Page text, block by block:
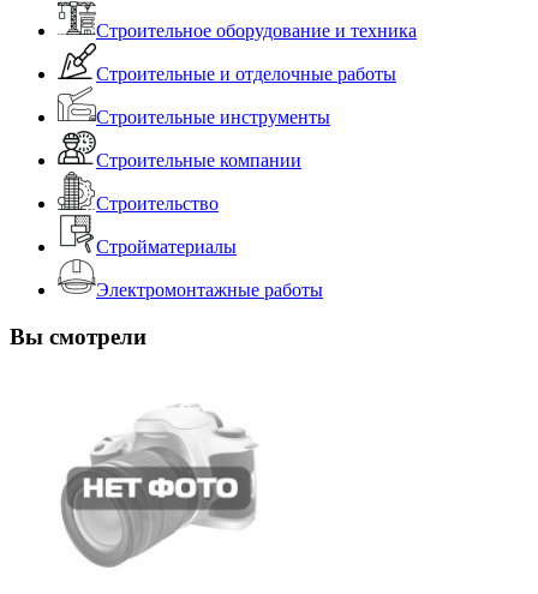
Строительное оборудование и техника
Строительные и отделочные работы
Строительные инструменты
Строительные компании
Строительство
Стройматериалы
Электромонтажные работы
Вы смотрели